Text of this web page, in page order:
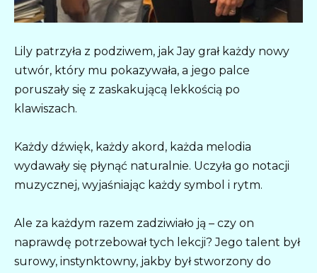
Lily patrzyła z podziwem, jak Jay grał każdy nowy
utwór, który mu pokazywała, a jego palce
poruszały się z zaskakującą lekkością po
klawiszach.
Każdy dźwięk, każdy akord, każda melodia
wydawały się płynąć naturalnie. Uczyła go notacji
muzycznej, wyjaśniając każdy symbol i rytm.
Ale za każdym razem zadziwiało ją – czy on
naprawdę potrzebował tych lekcji? Jego talent był
surowy, instynktowny, jakby był stworzony do